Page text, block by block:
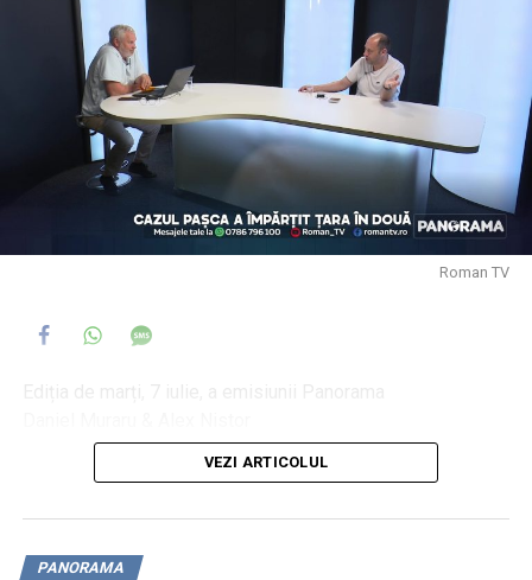
Roman TV
DIICOT, suspectat că face jocurile echipei Dan-PSD
Au fost afișate rezultatele la BAC 2026. Informații pe
VEZI ARTICOLUL
PANORAMA